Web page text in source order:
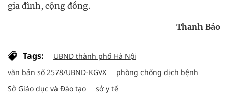
gia đình, cộng đồng.
Thanh Bảo
Tags:
UBND thành phố Hà Nội
văn bản số 2578/UBND-KGVX
phòng chống dịch bệnh
Sở Giáo dục và Đào tạo
sở y tế